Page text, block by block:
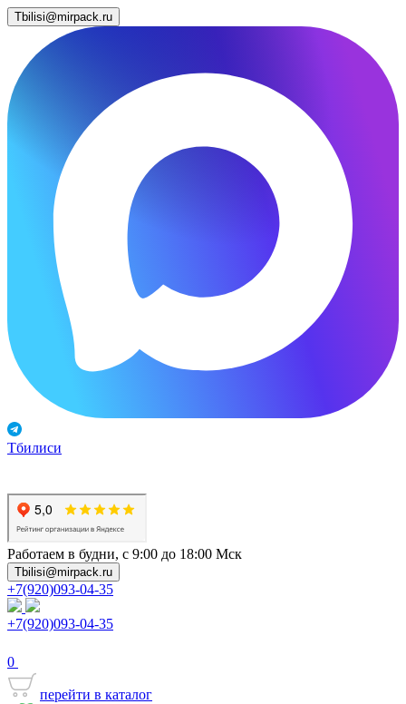
Tbilisi@mirpack.ru
Тбилиси
Работаем в будни, с 9:00 до 18:00 Мск
Tbilisi@mirpack.ru
+7(920)093-04-35
+7(920)093-04-35
0
перейти в каталог